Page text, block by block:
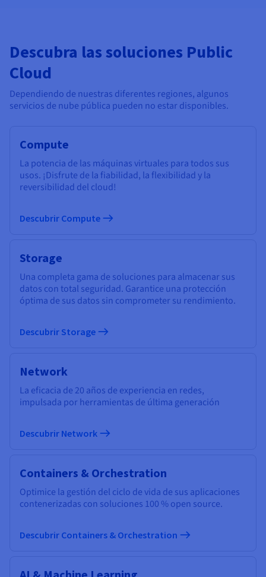
Descubra las soluciones Public
Cloud
Dependiendo de nuestras diferentes regiones, algunos
servicios de nube pública pueden no estar disponibles.
Compute
La potencia de las máquinas virtuales para todos sus
usos. ¡Disfrute de la fiabilidad, la flexibilidad y la
reversibilidad del cloud!
Descubrir Compute
Storage
Una completa gama de soluciones para almacenar sus
datos con total seguridad. Garantice una protección
óptima de sus datos sin comprometer su rendimiento.
Descubrir Storage
Network
La eficacia de 20 años de experiencia en redes,
impulsada por herramientas de última generación
Descubrir Network
Containers & Orchestration
Optimice la gestión del ciclo de vida de sus aplicaciones
contenerizadas con soluciones 100 % open source.
Descubrir Containers & Orchestration